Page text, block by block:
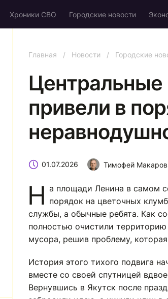
Хроники СВО Городские новости
Главная / Новости / Городские
Центральные
привели в
Тимофей Макаров
01.07.2026
Н а площади Ленина в самом
порядок на цветочных
службы, а обычные ребята. Как
полностью очистили
мусора, решив проблему,
История этого тихого подвига
вместе со своей спутницей
Вернувшись в Якутск после